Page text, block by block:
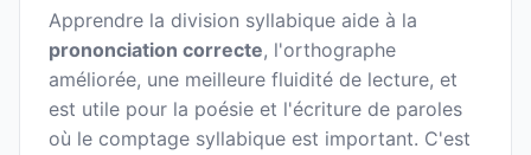
Apprendre la division syllabique aide à la
prononciation correcte, l'orthographe
améliorée, une meilleure fluidité de lecture, et
est utile pour la poésie et l'écriture de paroles
où le comptage syllabique est important. C'est